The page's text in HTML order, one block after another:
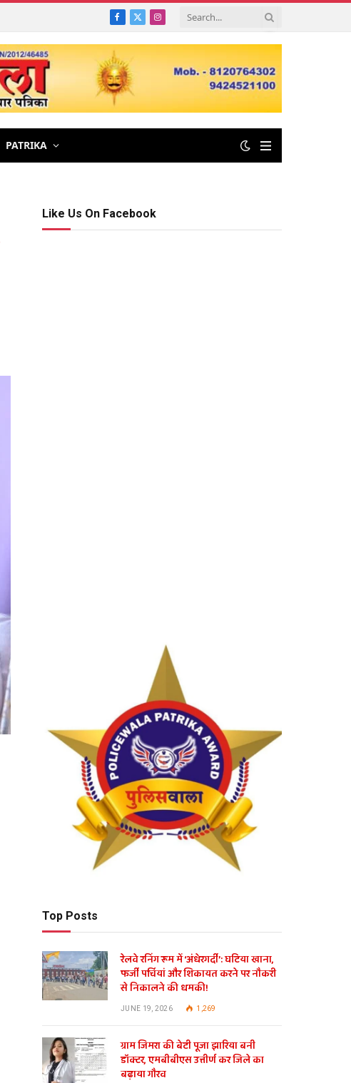
Facebook
X
Instagram
PATRIKA
Like Us On Facebook
Top Posts
रेलवे रनिंग रूम में ‘अंधेरगर्दी’: घटिया खाना,
फर्जी पर्चियां और शिकायत करने पर नौकरी
से निकालने की धमकी!
JUNE 19, 2026 1,269
ग्राम जिमरा की बेटी पूजा झारिया बनी
डॉक्टर, एमबीबीएस उत्तीर्ण कर जिले का
बढ़ाया गौरव